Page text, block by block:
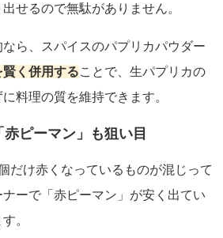
せるので無駄がありません。
ら、スパイスのパプリカパウダー
賢く併用することで、生パプリカの
料理の質を維持できます。
ピーマン」も狙い目
だけ赤くなっているものが混じって
ーで「赤ピーマン」が安く出てい
。